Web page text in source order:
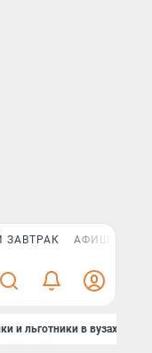
ЗАВТРАК АФИША PLUS
и льготники в вузах СПб